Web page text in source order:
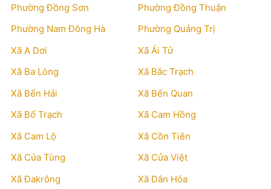
Phường Đồng Sơn
Phường Đồng Thuận
Phường Nam Đông Hà
Phường Quảng Trị
Xã A Dơi
Xã Ái Tử
Xã Ba Lòng
Xã Bắc Trạch
Xã Bến Hải
Xã Bến Quan
Xã Bố Trạch
Xã Cam Hồng
Xã Cam Lộ
Xã Cồn Tiên
Xã Cửa Tùng
Xã Cửa Việt
Xã Đakrông
Xã Dân Hóa